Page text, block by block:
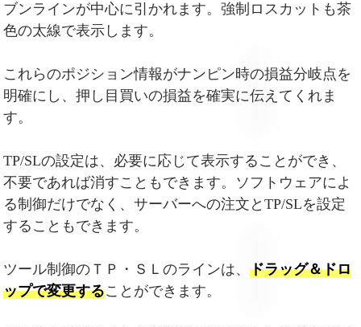
ブンラインが中心に引かれます。強制ロスカットも茶
色の太線で表示します。
これらのポジション情報がナンピン時の損益分岐点を
明確にし、押し目買いの損益を確実に伝えてくれま
す。
TP/SLの設定は、必要に応じて表示することができ、
不要であれば消すこともできます。ソフトウェアによ
る制御だけでなく、サーバーへの注文とTP/SLを設定
することもできます。
ツール制御のＴＰ・ＳＬのラインは、ドラッグ＆ドロ
ップで変更することができます。